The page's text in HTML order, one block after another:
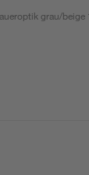
grau/beige